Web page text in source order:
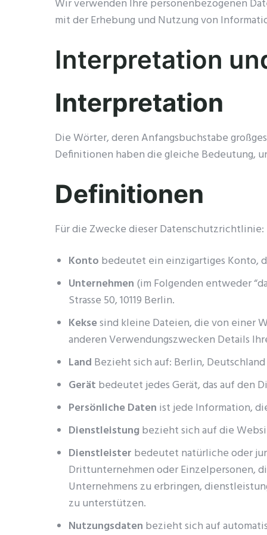
Wir verwenden Ihre personenbezogenen
mit der Erhebung und Nutzung von
Interpretation
Interpretation
Die Wörter, deren Anfangsbuchstabe
Definitionen haben die gleiche Bedeutung,
Definitionen
Für die Zwecke dieser Datenschutzrichtlinie:
Konto bedeutet ein einzigartiges Konto,
Unternehmen (im Folgenden entweder
Strasse 50, 10119 Berlin.
Keksesind kleine Dateien, die von einer
anderen Verwendungszwecken Details
Land Bezieht sich auf: Berlin, Deutschland
Gerät bedeutet jedes Gerät, das auf den
Persönliche Daten ist jede Information,
Dienstleistungbezieht sich auf die
Dienstleister bedeutet natürliche oder
Drittunternehmen oder Einzelpersonen,
Unternehmens zu erbringen,
zu unterstützen.
Nutzungsdaten bezieht sich auf